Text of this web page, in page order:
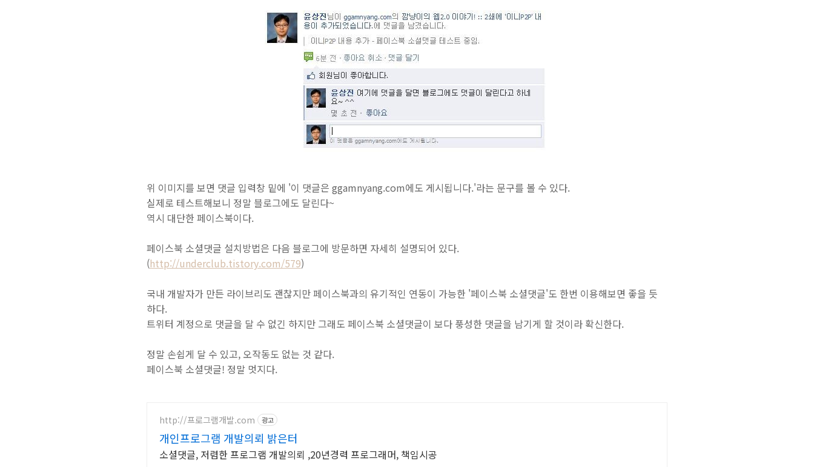
위 이미지를 보면 댓글 입력창 밑에 '이 댓글은 ggamnyang.com에도 게시됩니다.'라는 문구를 볼 수 있다.
실제로 테스트해보니 정말 블로그에도 달린다~
역시 대단한 페이스북이다.
페이스북 소셜댓글 설치방법은 다음 블로그에 방문하면 자세히 설명되어 있다.
(http://underclub.tistory.com/579)
국내 개발자가 만든 라이브리도 괜찮지만 페이스북과의 유기적인 연동이 가능한 '페이스북 소셜댓글'도 한번 이용해보면 좋을 듯
하다.
트위터 계정으로 댓글을 달 수 없긴 하지만 그래도 페이스북 소셜댓글이 보다 풍성한 댓글을 남기게 할 것이라 확신한다.
정말 손쉽게 달 수 있고, 오작동도 없는 것 같다.
페이스북 소셜댓글! 정말 멋지다.
http://프로그램개발.com 광고
개인프로그램 개발의뢰 밝은터
소셜댓글, 저렴한 프로그램 개발의뢰 ,20년경력 프로그래머, 책임시공